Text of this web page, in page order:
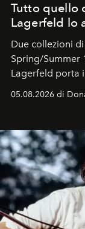
Tutto quello
Lagerfeld lo
Due collezioni
Spring/Summer
Lagerfeld porta
logomania
Kate, Claudia e
uno dei
05.08.2026 di